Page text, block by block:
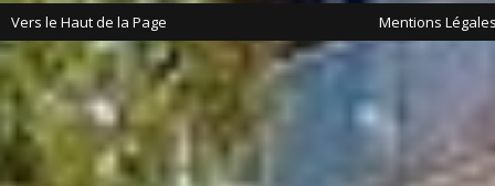
Vers le Haut de la Page Mentions